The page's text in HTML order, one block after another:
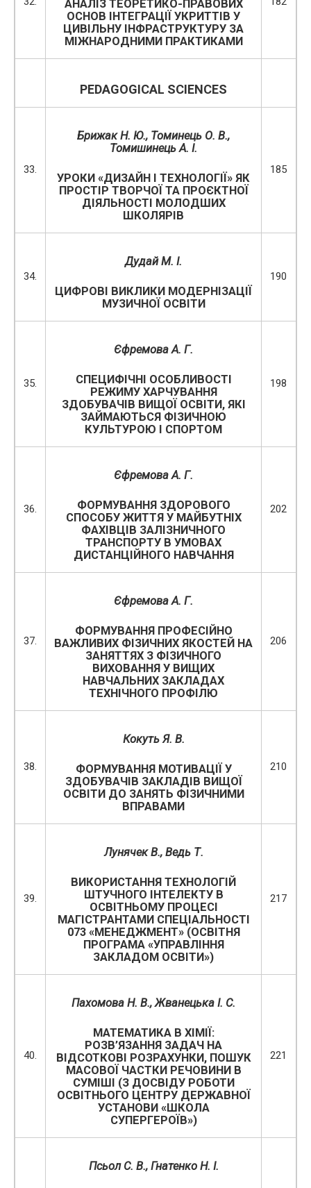
АНАЛІЗ ТЕОРЕТИКО-ПРАВОВИХ
ОСНОВ ІНТЕГРАЦІЇ УКРИТТІВ У
ЦИВІЛЬНУ ІНФРАСТРУКТУРУ ЗА
МІЖНАРОДНИМИ ПРАКТИКАМИ
PEDAGOGICAL SCIENCES
33.
Брижак Н. Ю., Томинець О. В.,
Томишинець А. І.
УРОКИ «ДИЗАЙН І ТЕХНОЛОГІЇ» ЯК
ПРОСТІР ТВОРЧОЇ ТА ПРОЄКТНОЇ
ДІЯЛЬНОСТІ МОЛОДШИХ
ШКОЛЯРІВ
185
34.
Дудай М. І.
ЦИФРОВІ ВИКЛИКИ МОДЕРНІЗАЦІЇ
МУЗИЧНОЇ ОСВІТИ
190
35.
Єфремова А. Г.
СПЕЦИФІЧНІ ОСОБЛИВОСТІ
РЕЖИМУ ХАРЧУВАННЯ
ЗДОБУВАЧІВ ВИЩОЇ ОСВІТИ, ЯКІ
ЗАЙМАЮТЬСЯ ФІЗИЧНОЮ
КУЛЬТУРОЮ І СПОРТОМ
198
36.
Єфремова А. Г.
ФОРМУВАННЯ ЗДОРОВОГО
СПОСОБУ ЖИТТЯ У МАЙБУТНІХ
ФАХІВЦІВ ЗАЛІЗНИЧНОГО
ТРАНСПОРТУ В УМОВАХ
ДИСТАНЦІЙНОГО НАВЧАННЯ
202
37.
Єфремова А. Г.
ФОРМУВАННЯ ПРОФЕСІЙНО
ВАЖЛИВИХ ФІЗИЧНИХ ЯКОСТЕЙ НА
ЗАНЯТТЯХ З ФІЗИЧНОГО
ВИХОВАННЯ У ВИЩИХ
НАВЧАЛЬНИХ ЗАКЛАДАХ
ТЕХНІЧНОГО ПРОФІЛЮ
206
38.
Кокуть Я. В.
ФОРМУВАННЯ МОТИВАЦІЇ У
ЗДОБУВАЧІВ ЗАКЛАДІВ ВИЩОЇ
ОСВІТИ ДО ЗАНЯТЬ ФІЗИЧНИМИ
ВПРАВАМИ
210
39.
Лунячек В., Ведь Т.
ВИКОРИСТАННЯ ТЕХНОЛОГІЙ
ШТУЧНОГО ІНТЕЛЕКТУ В
ОСВІТНЬОМУ ПРОЦЕСІ
МАГІСТРАНТАМИ СПЕЦІАЛЬНОСТІ
073 «МЕНЕДЖМЕНТ» (ОСВІТНЯ
ПРОГРАМА «УПРАВЛІННЯ
ЗАКЛАДОМ ОСВІТИ»)
217
40.
Пахомова Н. В., Жванецька І. С.
МАТЕМАТИКА В ХІМІЇ:
РОЗВ’ЯЗАННЯ ЗАДАЧ НА
ВІДСОТКОВІ РОЗРАХУНКИ, ПОШУК
МАСОВОЇ ЧАСТКИ РЕЧОВИНИ В
СУМІШІ (З ДОСВІДУ РОБОТИ
ОСВІТНЬОГО ЦЕНТРУ ДЕРЖАВНОЇ
УСТАНОВИ «ШКОЛА
СУПЕРГЕРОЇВ»)
221
Псьол С. В., Гнатенко Н. І.